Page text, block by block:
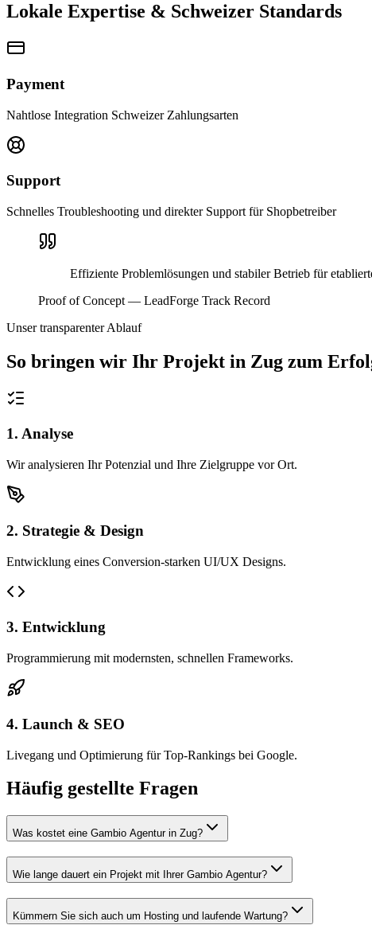
Lokale Expertise & Schweizer Standards
Payment
Nahtlose Integration Schweizer Zahlungsarten
Support
Schnelles Troubleshooting und direkter Support für Shopbetreiber
Effiziente Problemlösungen und stabiler Betrieb für
Proof of Concept — LeadForge Track Record
Unser transparenter Ablauf
So bringen wir Ihr Projekt in Zug zum
1. Analyse
Wir analysieren Ihr Potenzial und Ihre Zielgruppe vor Ort.
2. Strategie & Design
Entwicklung eines Conversion-starken UI/UX Designs.
3. Entwicklung
Programmierung mit modernsten, schnellen Frameworks.
4. Launch & SEO
Livegang und Optimierung für Top-Rankings bei Google.
Häufig gestellte Fragen
Was kostet eine Gambio Agentur in Zug?
Wie lange dauert ein Projekt mit Ihrer Gambio Agentur?
Kümmern Sie sich auch um Hosting und laufende Wartung?